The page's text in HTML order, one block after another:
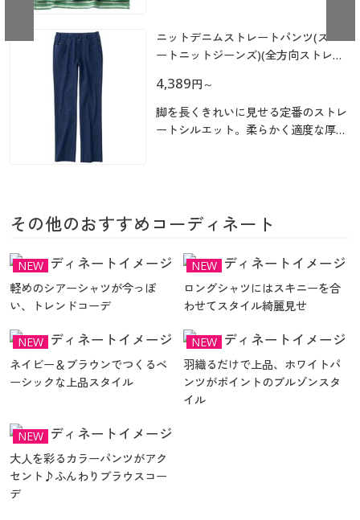
ジュニア・ティーンズ下着
大きいサイズ レディース服
大きいサイズ レディース下着
大きいサイズ メンズ
大きいサイズ 事務・制服
バーゲンセール
シークレットセール
詳細検索
商品カテゴリ一覧
カタログ
カタログ・チラシからのご注文
会員メニュー
閲覧履歴
サポート
ご利用ガイド
大きいサイズ メンズ
大きいサイズ 事務・制服
カタログ
カタログ・チラシからのご注文
デジタルカタログ
会員メニュー
マイページ
閲覧履歴
お気に入り
ご利用ガイド
よくある質問とお問い合わせ
ニットデニムストレートパンツ(スマ
ートニットジーンズ)(全方向ストレッ
濯機OK・1年中はける)
4,389円 ～
脚を長くきれいに見せる定番のストレ
ートシルエット。柔らかく適度な厚み
その他のおすすめコーディネート
NEW
軽めのシアーシャツが今っぽ
い、トレンドコーデ
NEW
ロングシャツにはスキニーを合
わせてスタイル綺麗見せ
NEW
ネイビー＆ブラウンでつくるベ
ーシックな上品スタイル
NEW
羽織るだけで上品、ホワイトパ
ンツがポイントのブルゾンスタ
イル
NEW
大人を彩るカラーパンツがアク
セント♪ふんわりブラウスコー
デ